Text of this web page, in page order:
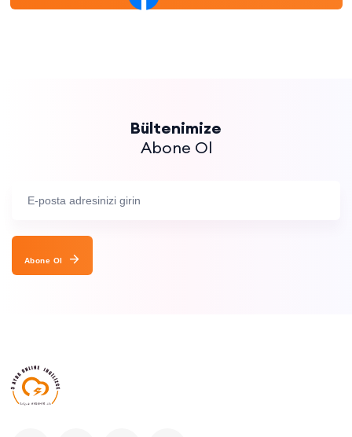
Bültenimize
Abone Ol
Abone Ol